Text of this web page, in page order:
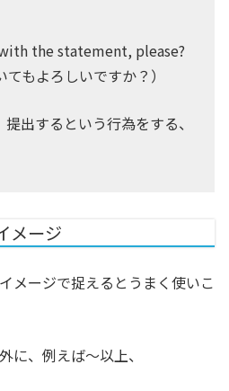
the statement, please?
てもよろしいですか？）
出するという行為をする、
メージ
メージで捉えるとうまく使いこ
に、例えば〜以上、